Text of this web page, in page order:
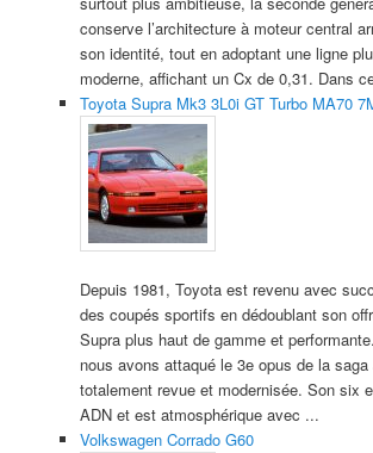
conserve l’architecture à moteur central
son identité, tout en adoptant une ligne
moderne, affichant un Cx de 0,31. Dans
Toyota Supra Mk3 3L0i GT Turbo MA70
Depuis 1981, Toyota est revenu avec
des coupés sportifs en dédoublant son
Supra plus haut de gamme et
nous avons attaqué le 3e opus de la
totalement revue et modernisée. Son six
ADN et est atmosphérique avec ...
Volkswagen Corrado G60